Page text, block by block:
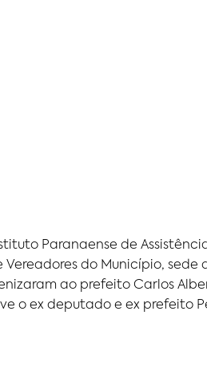
Paranaense de
do Município, sede
ao prefeito Carlos
o ex deputado e ex prefeito